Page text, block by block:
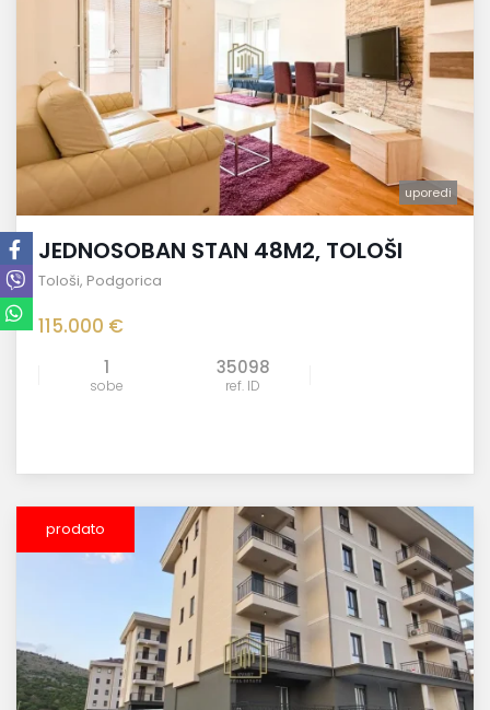
uporedi
JEDNOSOBAN STAN 48M2, TOLOŠI
Tološi, Podgorica
115.000 €
1
sobe
35098
ref. ID
prodato